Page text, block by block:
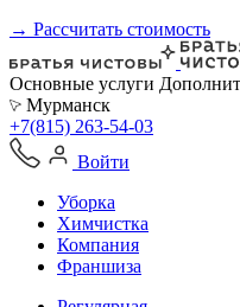
→ Рассчитать стоимость
Основные услуги
Мурманск
+7(815) 263-54-03
Войти
Уборка
Химчистка
Компания
Франшиза